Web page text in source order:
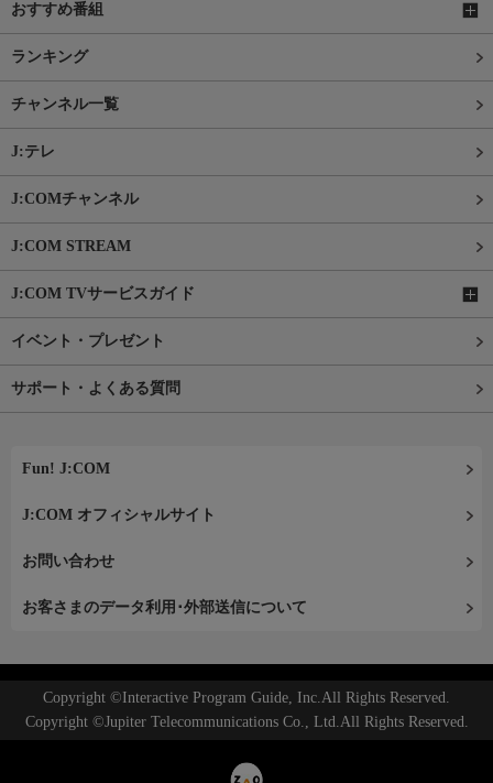
おすすめ番組
ランキング
チャンネル一覧
J:テレ
J:COMチャンネル
J:COM STREAM
J:COM TVサービスガイド
イベント・プレゼント
サポート・よくある質問
Fun! J:COM
J:COM オフィシャルサイト
お問い合わせ
お客さまのデータ利用･外部送信について
Copyright ©Interactive Program Guide, Inc.All Rights Reserved.
Copyright ©Jupiter Telecommunications Co., Ltd.All Rights Reserved.